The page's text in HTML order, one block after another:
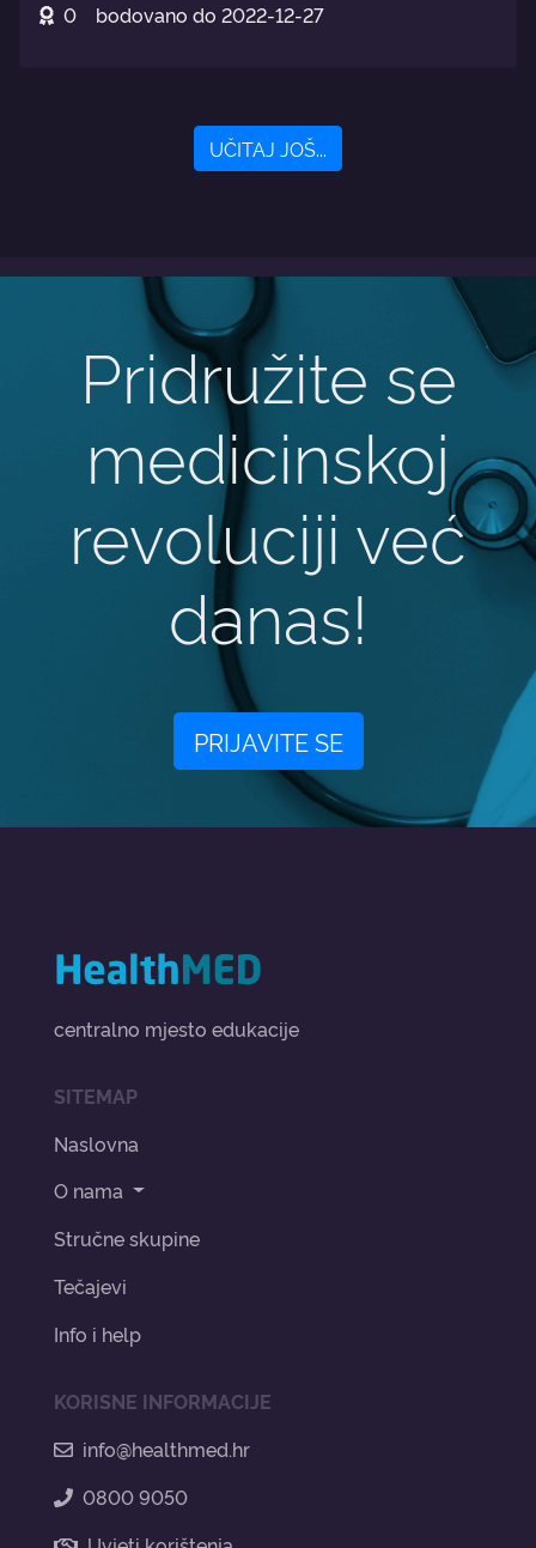
0 bodovano do 2022-12-27
UČITAJ JOŠ...
Pridružite se
medicinskoj
revoluciji već
danas!
PRIJAVITE SE
centralno mjesto edukacije
SITEMAP
Naslovna
O nama
Stručne skupine
Tečajevi
Info i help
KORISNE INFORMACIJE
info@healthmed.hr
0800 9050